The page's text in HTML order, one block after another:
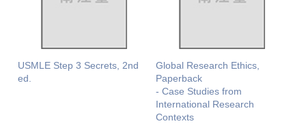
USMLE Step 3 Secrets, 2nd
ed.
Global Research Ethics,
Paperback
- Case Studies from
International Research
Contexts